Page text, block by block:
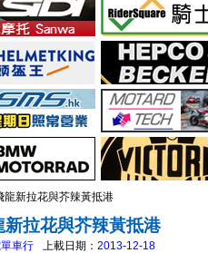
龍新拉花與芥辣黃抵港
拉花與芥辣黃抵港
車行 上載日期： 2013-12-18